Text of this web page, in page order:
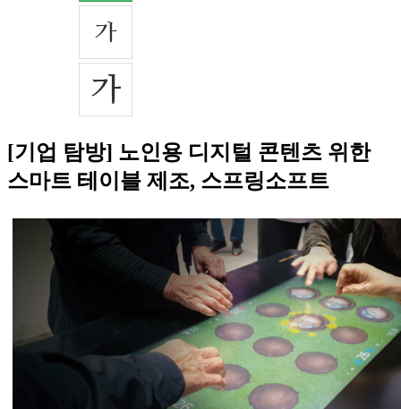
[기업 탐방] 노인용 디지털 콘텐츠 위한
스마트 테이블 제조, 스프링소프트